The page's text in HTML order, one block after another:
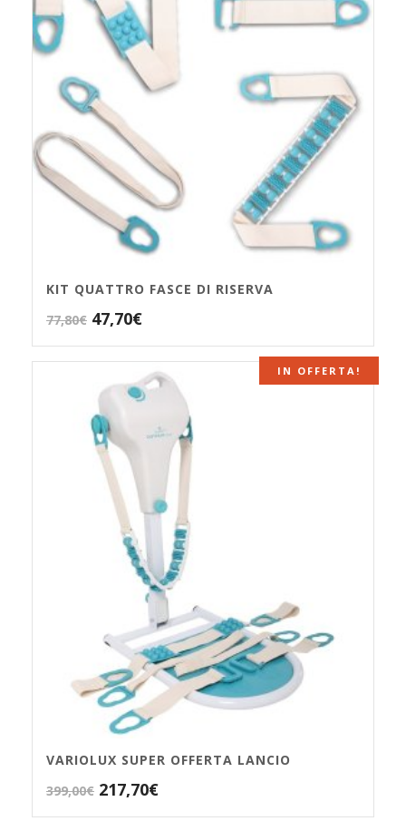
KIT QUATTRO FASCE DI RISERVA
77,80€ Il
prezzo
originale
era:
77,80€.
47,70€Il
prezzo
attuale
è:
47,70€.
ESAURITO
IN OFFERTA!
VARIOLUX SUPER OFFERTA LANCIO
399,00€ Il
prezzo
217,70€Il
prezzo